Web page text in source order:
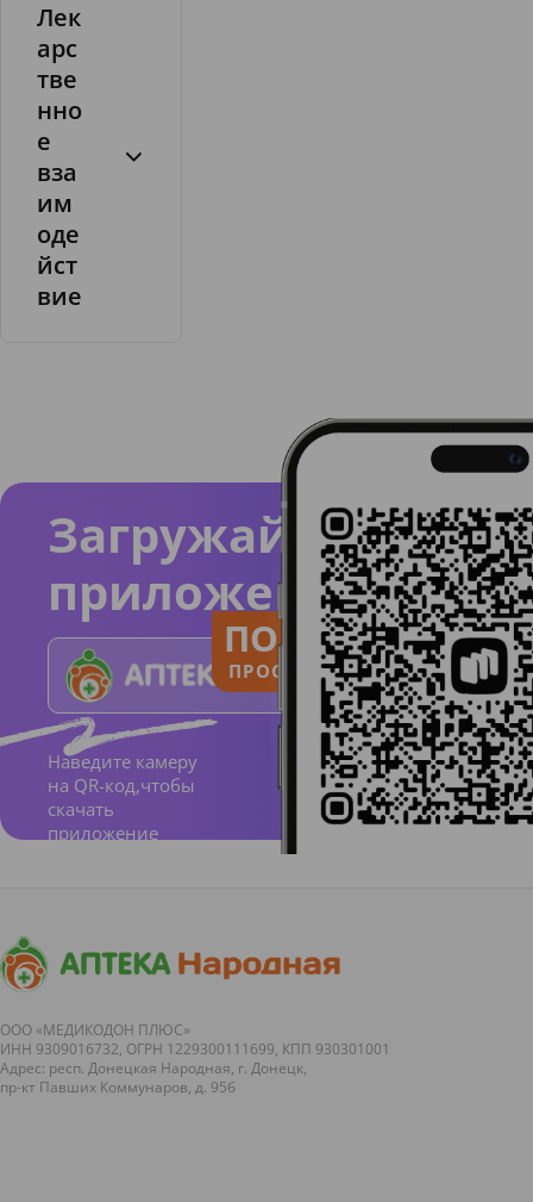
Лек
арс
тве
нно
е
вза
им
оде
йст
вие
Загружайте
приложение
Наведите камеру
на QR-код,чтобы
скачать
приложение
ПОЛЬЗУЙСЯ
ПРОСТО И ПОНЯТНО
ООО «МЕДИКОДОН ПЛЮС»
ИНН 9309016732, ОГРН 1229300111699, КПП 930301001
Адрес: респ. Донецкая Народная, г. Донецк,
пр-кт Павших Коммунаров, д. 95б